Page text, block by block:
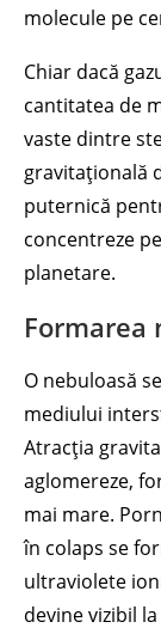
molecule pe
Chiar dacă
cantitatea de
vaste dintre
gravitațională
puternică
concentreze
planetare.
Formarea
O nebuloasă
mediului
Atracția
aglomereze,
mai mare.
în colaps se
ultraviolete
devine vizibil